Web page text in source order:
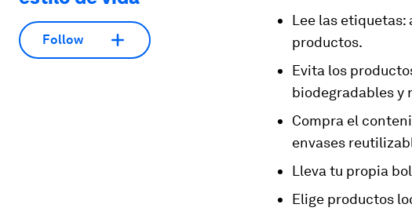
Follow
Lee las
productos.
Evita los
biodegradables y
Compra el
envases
Lleva tu propia
Elige productos